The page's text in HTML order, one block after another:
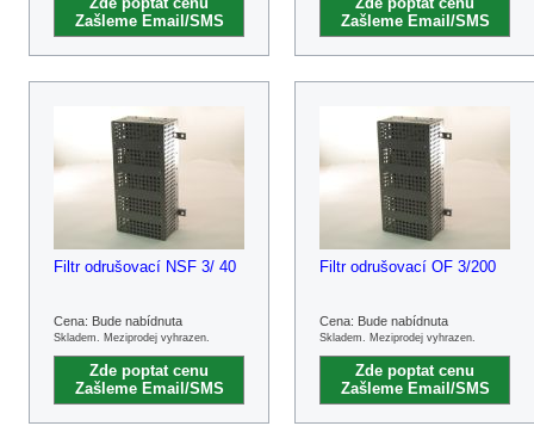
Zašleme Email/SMS
Zašleme Email/SMS
Filtr odrušovací NSF 3/ 40
Cena: Bude nabídnuta
Skladem. Meziprodej vyhrazen.
Zde poptat cenu
Zašleme Email/SMS
Filtr odrušovací OF 3/200
Cena: Bude nabídnuta
Skladem. Meziprodej vyhrazen.
Zde poptat cenu
Zašleme Email/SMS